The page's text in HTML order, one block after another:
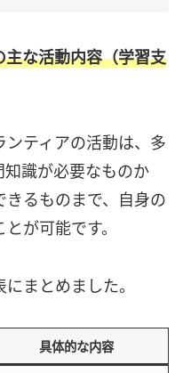
な活動内容（学習支
ティアの活動は、多
識が必要なものか
るものまで、自身の
が可能です。
まとめました。
具体的な内容